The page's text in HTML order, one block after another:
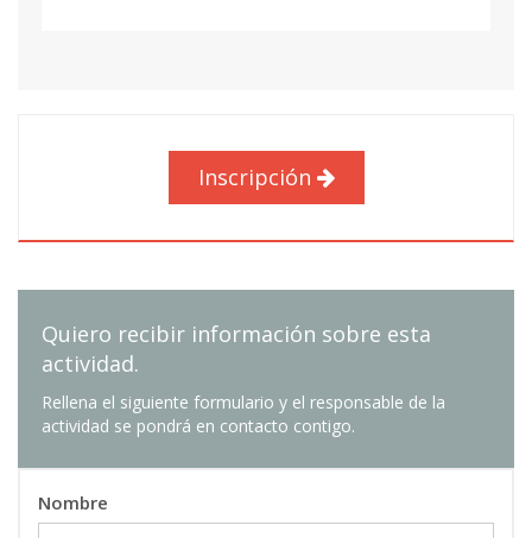
Inscripción
Quiero recibir información sobre esta
actividad.
Rellena el siguiente formulario y el responsable de la
actividad se pondrá en contacto contigo.
Nombre